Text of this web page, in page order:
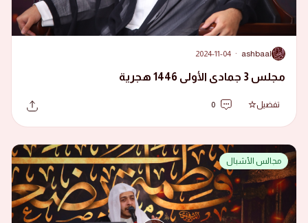
A
ashbaal
·
2024-11-04
مجلس 3 جمادى الأولى 1446 هجرية
تفضيل 0
مجالس الأشبال